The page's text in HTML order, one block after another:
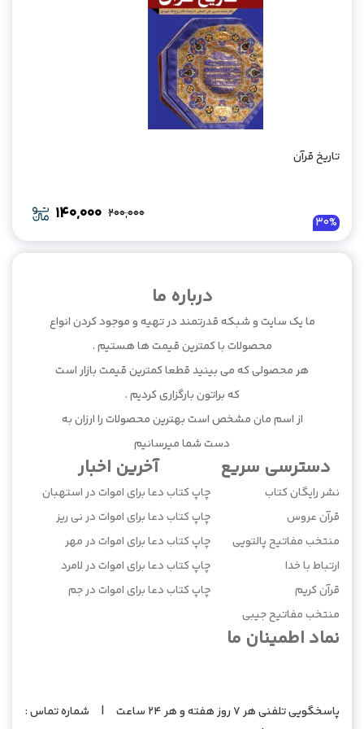
30%
تاریخ قرآن
200,000
Original
price
was:
140,000
Current
price
is:
درباره ما
ما یک سایت و شبکه قدرتمند در تهیه و موجود کردن انواع
محصولات با کمترین قیمت ها هستیم .
هر محصولی که می بینید قطعا کمترین قیمت بازار است
که براتون بارگزاری کردیم .
از اسم مان مشخص است بهترین محصولات را ارزان به
دست شما میرسانیم
دسترسی سریع
نشر رایگان کتاب
قرآن عروس
منتخب مفاتیح پالتویی
ارتباط با خدا
قرآن کریم
منتخب مفاتیح جیبی
آخرین اخبار
چاپ کتاب دعا برای اموات در استهبان
چاپ کتاب دعا برای اموات در نی ریز
چاپ کتاب دعا برای اموات در مهر
چاپ کتاب دعا برای اموات در لامرد
چاپ کتاب دعا برای اموات در جم
نماد اطمینان ما
پاسخگویی تلفنی هر 7 روز هفته و هر 24 ساعت | شماره تماس :